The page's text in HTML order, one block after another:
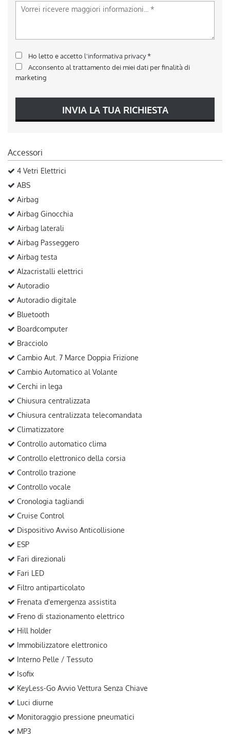
Ho letto e accetto l'informativa privacy*
Acconsento al trattamento dei miei dati per finalità di
marketing
INVIA LA TUA RICHIESTA
Accessori
4 Vetri Elettrici
ABS
Airbag
Airbag Ginocchia
Airbag laterali
Airbag Passeggero
Airbag testa
Alzacristalli elettrici
Autoradio
Autoradio digitale
Bluetooth
Boardcomputer
Bracciolo
Cambio Aut. 7 Marce Doppia Frizione
Cambio Automatico al Volante
Cerchi in lega
Chiusura centralizzata
Chiusura centralizzata telecomandata
Climatizzatore
Controllo automatico clima
Controllo elettronico della corsia
Controllo trazione
Controllo vocale
Cronologia tagliandi
Cruise Control
Dispositivo Avviso Anticollisione
ESP
Fari direzionali
Fari LED
Filtro antiparticolato
Frenata d'emergenza assistita
Freno di stazionamento elettrico
Hill holder
Immobilizzatore elettronico
Interno Pelle / Tessuto
Isofix
KeyLess-Go Avvio Vettura Senza Chiave
Luci diurne
Monitoraggio pressione pneumatici
MP3